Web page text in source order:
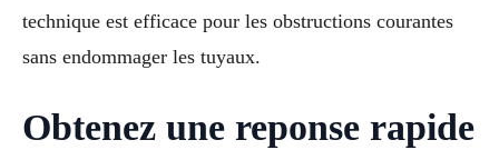
technique est efficace pour les obstructions courantes
sans endommager les tuyaux.
Obtenez une reponse rapide